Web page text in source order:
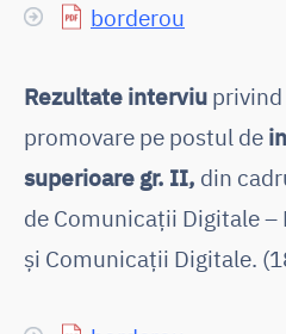
borderou
Rezultate interviu
promovare pe postul de
superioare gr. II, din
de Comunicații Digitale
și Comunicații Digitale.